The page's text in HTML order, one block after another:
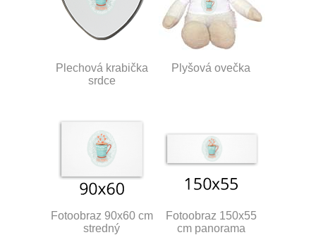
Plechová krabička
srdce
Plyšová ovečka
Fotoobraz 90x60 cm
stredný
Fotoobraz 150x55
cm panorama